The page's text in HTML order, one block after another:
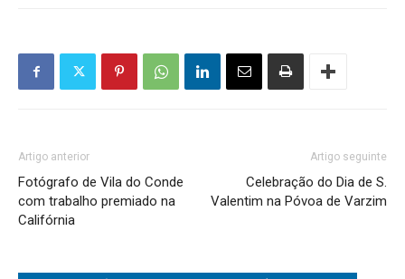
Artigo anterior
Fotógrafo de Vila do Conde
com trabalho premiado na
Califórnia
Artigo seguinte
Celebração do Dia de S.
Valentim na Póvoa de Varzim